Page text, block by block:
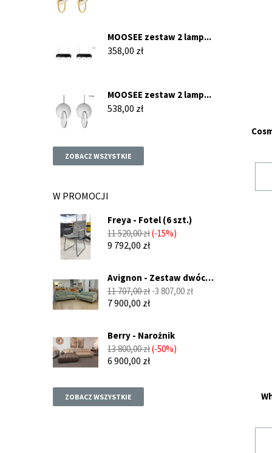
MOOSEE zestaw 2 lamp...
Cena
358,00 zł
MOOSEE zestaw 2 lamp...
Cena
538,00 zł
ZOBACZ WSZYSTKIE
W PROMOCJI
Freya - Fotel (6 szt.)
Cena
podstawowa
11 520,00 zł -15%
9 792,00 zł
Avignon - Zestaw dwóch
sof...
Cena
podstawowa
11 707,00 zł -3 807,00 złCena
7 900,00 zł
Berry - Narożnik
Cena
podstawowa
13 800,00 zł -50%
6 900,00 zł
ZOBACZ WSZYSTKIE